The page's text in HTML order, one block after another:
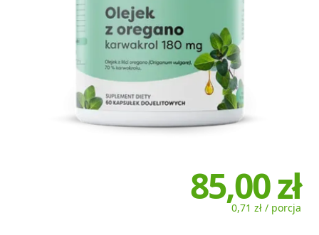
85,00 zł
0,71 zł / porcja